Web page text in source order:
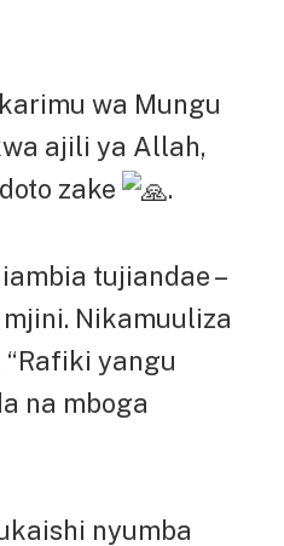
wa Mungu
ajili ya Allah,
zake
.
tujiandae –
Nikamuuliza
“Rafiki yangu
na mboga
nyumba